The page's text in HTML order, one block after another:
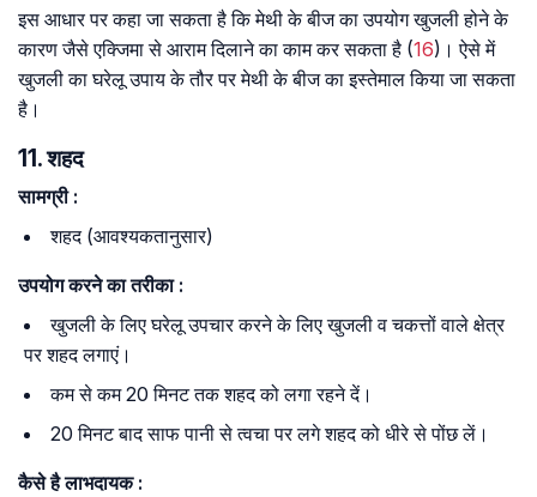
इस आधार पर कहा जा सकता है कि मेथी के बीज का उपयोग खुजली होने के
कारण जैसे एक्जिमा से आराम दिलाने का काम कर सकता है (16)। ऐसे में
खुजली का घरेलू उपाय के तौर पर मेथी के बीज का इस्तेमाल किया जा सकता
है।
11. शहद
सामग्री:
शहद (आवश्यकतानुसार)
उपयोग करने का तरीका:
खुजली के लिए घरेलू उपचार करने के लिए खुजली व चकत्तों वाले क्षेत्र
पर शहद लगाएं।
कम से कम 20 मिनट तक शहद को लगा रहने दें।
20 मिनट बाद साफ पानी से त्वचा पर लगे शहद को धीरे से पोंछ लें।
कैसे है लाभदायक: